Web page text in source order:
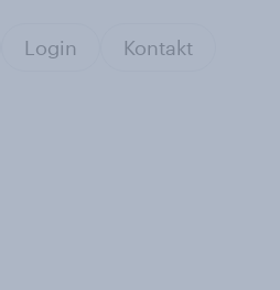
Login Kontakt